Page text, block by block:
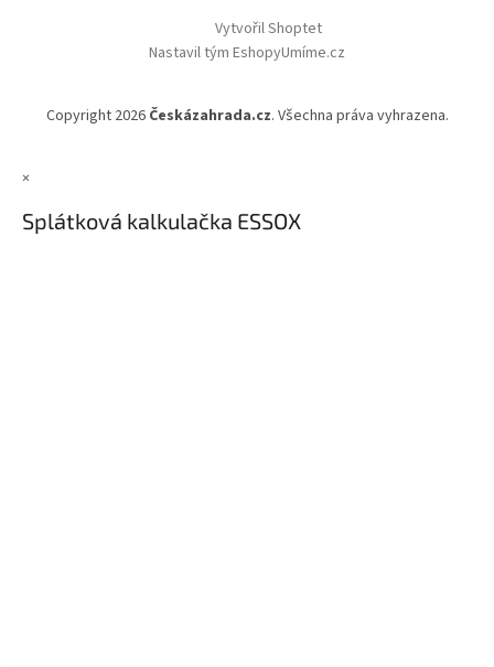
Vytvořil Shoptet
Nastavil tým EshopyUmíme.cz
Copyright 2026 Českázahrada.cz. Všechna práva vyhrazena.
×
Splátková kalkulačka ESSOX